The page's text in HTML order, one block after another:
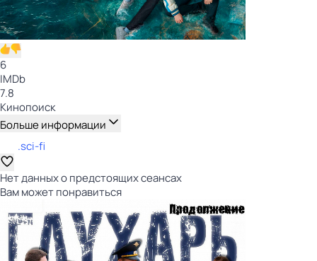
6
IMDb
7.8
Кинопоиск
Больше информации
.sci-fi
Нет данных о предстоящих сеансах
Вам может понравиться